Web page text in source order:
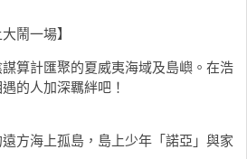
鬧一場】
算計匯聚的夏威夷海域及島嶼。在浩
的人加深羈絆吧！
方海上孤島，島上少年「諾亞」與家